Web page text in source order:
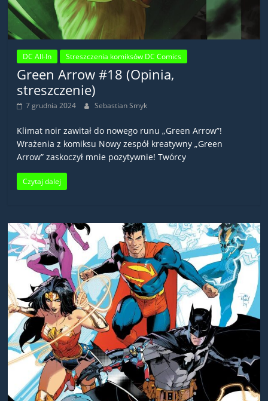
DC All-In Streszczenia komiksów DC Comics
Green Arrow #18 (Opinia,
streszczenie)
7 grudnia 2024 Sebastian Smyk
Klimat noir zawitał do nowego runu „Green Arrow”!
Wrażenia z komiksu Nowy zespół kreatywny „Green
Arrow” zaskoczył mnie pozytywnie! Twórcy
Czytaj dalej